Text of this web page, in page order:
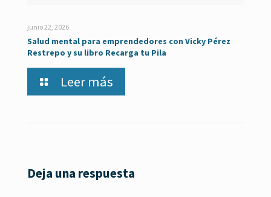
junio 22, 2026
Salud mental para emprendedores con Vicky Pérez
Restrepo y su libro Recarga tu Pila
Leer más
Deja una respuesta